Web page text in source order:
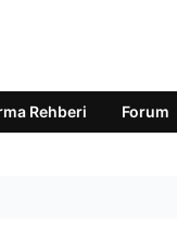
Rehberi Forum